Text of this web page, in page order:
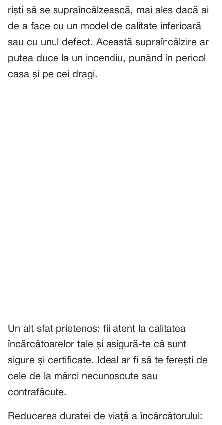
riști să se supraîncălzească, mai ales dacă ai
de a face cu un model de calitate inferioară
sau cu unul defect. Această supraîncălzire ar
putea duce la un incendiu, punând în pericol
casa și pe cei dragi.
Un alt sfat prietenos: fii atent la calitatea
încărcătoarelor tale și asigură-te că sunt
sigure și certificate. Ideal ar fi să te ferești de
cele de la mărci necunoscute sau
contrafăcute.
Reducerea duratei de viață a încărcătorului: